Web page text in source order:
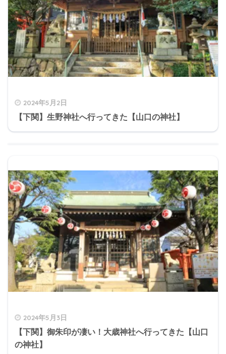
2024年5月2日
【下関】生野神社へ行ってきた【山口の神社】
2024年5月3日
【下関】御朱印が凄い！大歳神社へ行ってきた【山口
の神社】